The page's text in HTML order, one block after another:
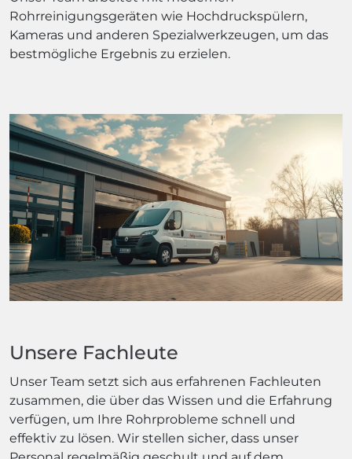
Rohrreinigungsgeräten wie Hochdruckspülern,
Kameras und anderen Spezialwerkzeugen, um das
bestmögliche Ergebnis zu erzielen.
Unsere Fachleute
Unser Team setzt sich aus erfahrenen Fachleuten
zusammen, die über das Wissen und die Erfahrung
verfügen, um Ihre Rohrprobleme schnell und
effektiv zu lösen. Wir stellen sicher, dass unser